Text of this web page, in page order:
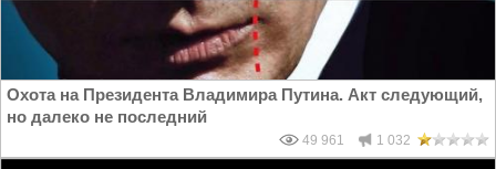
Охота на Президента Владимира Путина. Акт следующий,
но далеко не последний
49 961 1 032